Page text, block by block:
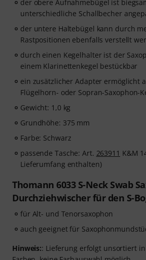
der obere Aufnahmebügel ist
unterschiedliche Schallbecher
der untere Haltebügel kann durch
Rastpositionen ebenfalls verstellt
durch einen Kegelhalter ist der
einem Klarinettenkegel bestückbar
ein zusätzlicher Adapter ermöglicht
Flügelhorn- oder Sopran-Saxophon-
Gewicht: 1,0 kg
Grundhöhe: 375 mm
Farbe: Schwarz
passende Tasche: Art. 263911 K&M
Lieferumfang enthalten)
Thomann 6033 S-Neck Swab
Durchziehwischer für den S-
für Alt- und Tenorsaxophon
auch geeignet für
Hinweis:: Lieferung erfolgt unsortiert